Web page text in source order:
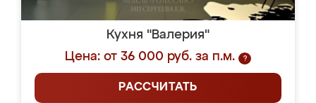
Кухня "Валерия"
Цена: от 36 000 руб. за п.м.
?
РАССЧИТАТЬ